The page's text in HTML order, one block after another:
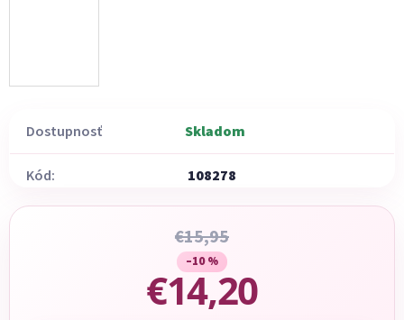
Dostupnosť Skladom
Kód: 108278
€15,95
–10 %
€14,20